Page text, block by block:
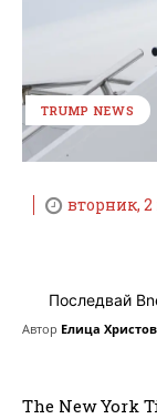
TRUMP NEWS
вторник, 2
Последвай
Автор Елица
The New York